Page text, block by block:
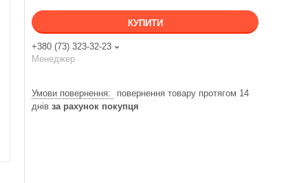
КУПИТИ
+380 (73) 323-32-23
Менеджер
повернення товару протягом 14
днів за рахунок покупця